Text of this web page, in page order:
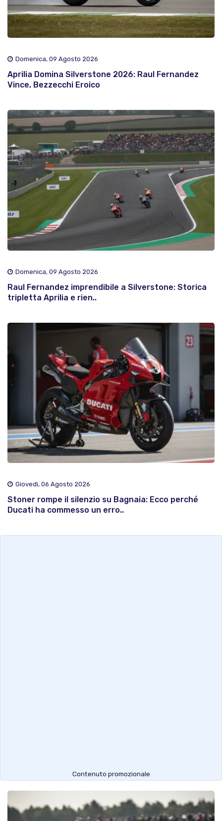
Domenica, 09 Agosto 2026
Aprilia Domina Silverstone 2026: Raul Fernandez
Vince, Bezzecchi Eroico
Domenica, 09 Agosto 2026
Raul Fernandez imprendibile a Silverstone: Storica
tripletta Aprilia e rien..
Giovedì, 06 Agosto 2026
Stoner rompe il silenzio su Bagnaia: Ecco perché
Ducati ha commesso un erro..
Contenuto promozionale